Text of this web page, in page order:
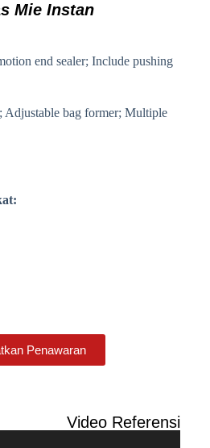
Mie Instan
end sealer; Include pushing
Adjustable bag former; Multiple
Penawaran
Video Referensi